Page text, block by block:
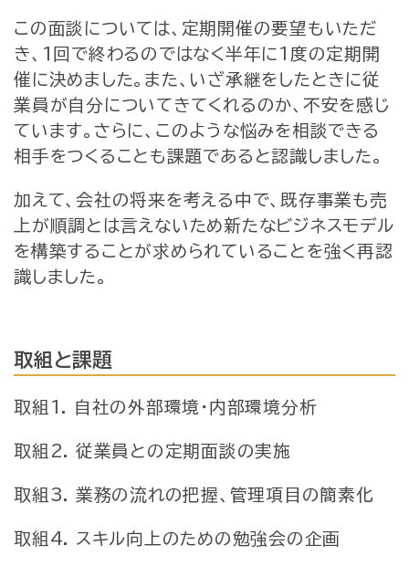
この面談については、定期開催の要望もいただ
き、１回で終わるのではなく半年に1度の定期開
催に決めました。また、いざ承継をしたときに従
業員が自分についてきてくれるのか、不安を感じ
ています。さらに、このような悩みを相談できる
相手をつくることも課題であると認識しました。
加えて、会社の将来を考える中で、既存事業も売
上が順調とは言えないため新たなビジネスモデル
を構築することが求められていることを強く再認
識しました。
取組と課題
取組1. 自社の外部環境・内部環境分析
取組2. 従業員との定期面談の実施
取組3. 業務の流れの把握、管理項目の簡素化
取組4. スキル向上のための勉強会の企画